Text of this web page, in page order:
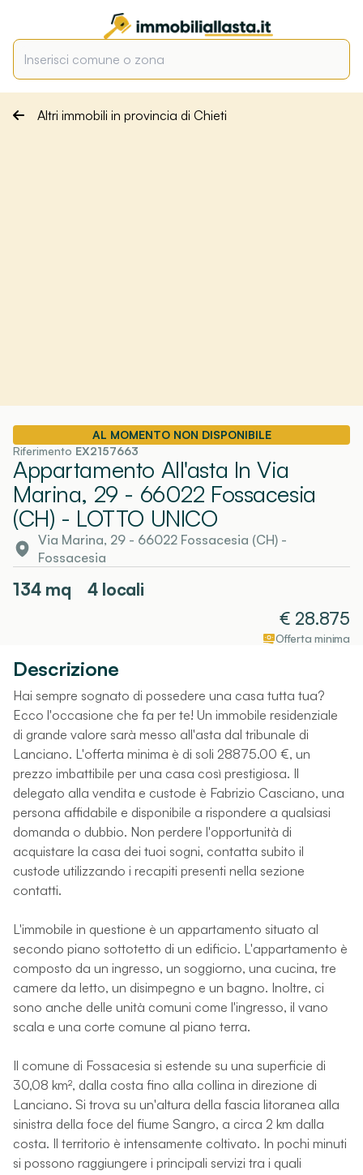
Altri immobili in provincia di Chieti
AL MOMENTO NON DISPONIBILE
Riferimento EX2157663
Appartamento All'asta In Via
Marina, 29 - 66022 Fossacesia
(CH) - LOTTO UNICO
Via Marina, 29 - 66022 Fossacesia (CH) -
Fossacesia
134mq
4 locali
€ 28.875
Offerta minima
Descrizione
Hai sempre sognato di possedere una casa tutta tua?
Ecco l'occasione che fa per te! Un immobile residenziale
di grande valore sarà messo all'asta dal tribunale di
Lanciano. L'offerta minima è di soli 28875.00 €, un
prezzo imbattibile per una casa così prestigiosa. Il
delegato alla vendita e custode è Fabrizio Casciano, una
persona affidabile e disponibile a rispondere a qualsiasi
domanda o dubbio. Non perdere l'opportunità di
acquistare la casa dei tuoi sogni, contatta subito il
custode utilizzando i recapiti presenti nella sezione
contatti.
L'immobile in questione è un appartamento situato al
secondo piano sottotetto di un edificio. L'appartamento è
composto da un ingresso, un soggiorno, una cucina, tre
camere da letto, un disimpegno e un bagno. Inoltre, ci
sono anche delle unità comuni come l'ingresso, il vano
scala e una corte comune al piano terra.
Il comune di Fossacesia si estende su una superficie di
30,08 km², dalla costa fino alla collina in direzione di
Lanciano. Si trova su un'altura della fascia litoranea alla
sinistra della foce del fiume Sangro, a circa 2 km dalla
costa. Il territorio è intensamente coltivato. In pochi minuti
si possono raggiungere i principali servizi tra i quali